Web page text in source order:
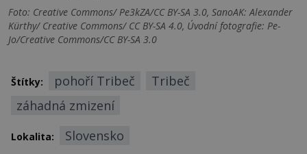
Foto: Creative Commons/ Pe3kZA/CC BY-SA 3.0, SanoAK: Alexander
Kürthy/ Creative Commons/ CC BY-SA 4.0, Úvodní fotografie: Pe-
Jo/Creative Commons/CC BY-SA 3.0
Štítky: pohoří Tribeč
Tribeč
záhadná zmizení
Lokalita: Slovensko